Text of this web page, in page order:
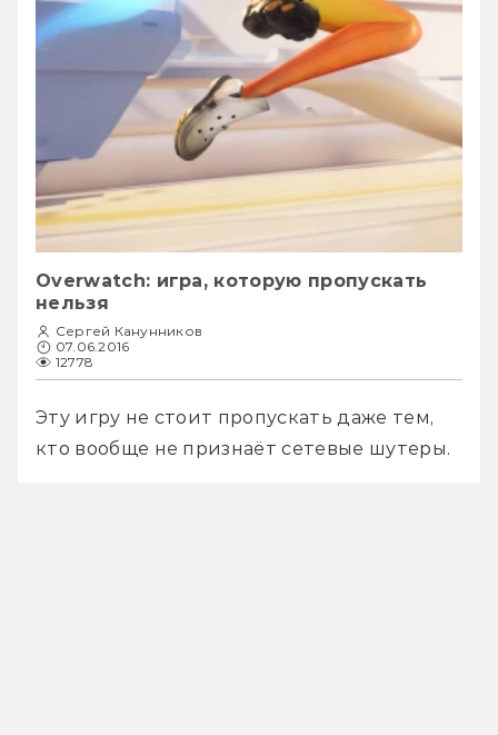
Overwatch: игра, которую пропускать
нельзя
Сергей Канунников
07.06.2016
12778
Эту игру не стоит пропускать даже тем,
кто вообще не признаёт сетевые шутеры.